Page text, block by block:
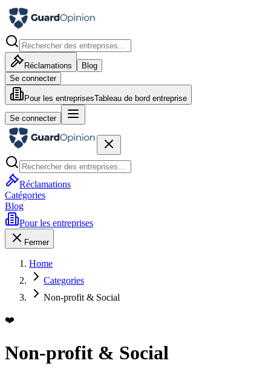
Réclamations
Blog
Se connecter
Pour les entreprisesTableau de bord entreprise
Se connecter
Réclamations
Catégories
Blog
Pour les entreprises
Fermer
Home
Categories
Non-profit & Social
❤️
Non-profit & Social